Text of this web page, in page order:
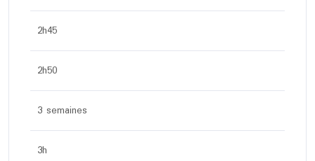
2h45
2h50
3 semaines
3h